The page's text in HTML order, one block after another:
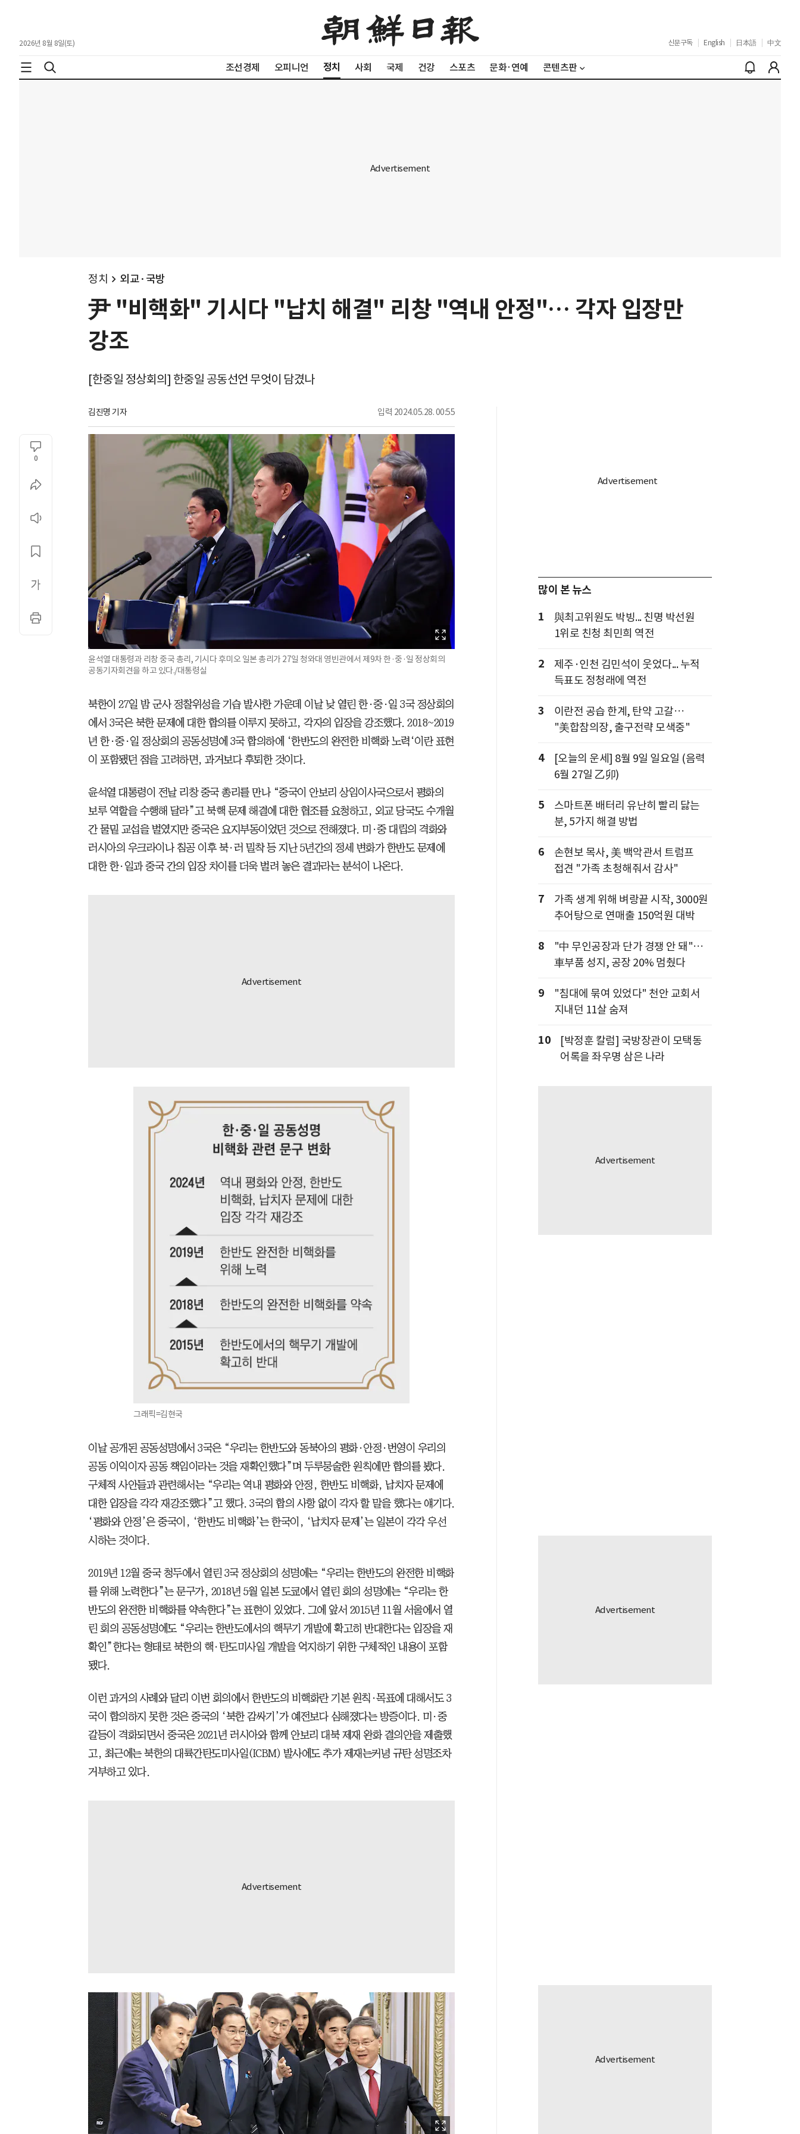
2026년 8월 8일(토) 신문구독 English 日本語 中文
조선경제 오피니언 정치 사회 국제 건강 스포츠 문화·연예 콘텐츠판
정치 외교·국방
尹 "비핵화" 기시다 "납치 해결" 리창 "역내 안정"… 각자 입장만
강조
[한중일 정상회의] 한중일 공동선언 무엇이 담겼나
김진명 기자 입력 2024.05.28. 00:55
0
윤석열 대통령과 리창 중국 총리, 기시다 후미오 일본 총리가 27일 청와대 영빈관에서 제9차 한·중·일 정상회의
공동기자회견을 하고 있다./대통령실
북한이 27일 밤 군사 정찰위성을 기습 발사한 가운데 이날 낮 열린 한·중·일 3국 정상회의
에서 3국은 북한 문제에 대한 합의를 이루지 못하고, 각자의 입장을 강조했다. 2018~2019
년 한·중·일 정상회의 공동성명에 3국 합의하에 ‘한반도의 완전한 비핵화 노력‘이란 표현
이 포함됐던 점을 고려하면, 과거보다 후퇴한 것이다.
윤석열 대통령이 전날 리창 중국 총리를 만나 “중국이 안보리 상임이사국으로서 평화의
보루 역할을 수행해 달라”고 북핵 문제 해결에 대한 협조를 요청하고, 외교 당국도 수개월
간 물밑 교섭을 벌였지만 중국은 요지부동이었던 것으로 전해졌다. 미·중 대립의 격화와
러시아의 우크라이나 침공 이후 북·러 밀착 등 지난 5년간의 정세 변화가 한반도 문제에
대한 한·일과 중국 간의 입장 차이를 더욱 벌려 놓은 결과라는 분석이 나온다.
그래픽=김현국
이날 공개된 공동성명에서 3국은 “우리는 한반도와 동북아의 평화·안정·번영이 우리의
공동 이익이자 공동 책임이라는 것을 재확인했다”며 두루뭉술한 원칙에만 합의를 봤다.
구체적 사안들과 관련해서는 “우리는 역내 평화와 안정, 한반도 비핵화, 납치자 문제에
대한 입장을 각각 재강조했다”고 했다. 3국의 합의 사항 없이 각자 할 말을 했다는 얘기다.
‘평화와 안정’은 중국이, ‘한반도 비핵화’는 한국이, ‘납치자 문제’는 일본이 각각 우선
시하는 것이다.
2019년 12월 중국 청두에서 열린 3국 정상회의 성명에는 “우리는 한반도의 완전한 비핵화
를 위해 노력한다”는 문구가, 2018년 5월 일본 도쿄에서 열린 회의 성명에는 “우리는 한
반도의 완전한 비핵화를 약속한다”는 표현이 있었다. 그에 앞서 2015년 11월 서울에서 열
린 회의 공동성명에도 “우리는 한반도에서의 핵무기 개발에 확고히 반대한다는 입장을 재
확인”한다는 형태로 북한의 핵·탄도미사일 개발을 억지하기 위한 구체적인 내용이 포함
됐다.
이런 과거의 사례와 달리 이번 회의에서 한반도의 비핵화란 기본 원칙·목표에 대해서도 3
국이 합의하지 못한 것은 중국의 ‘북한 감싸기’가 예전보다 심해졌다는 방증이다. 미·중
갈등이 격화되면서 중국은 2021년 러시아와 함께 안보리 대북 제재 완화 결의안을 제출했
고, 최근에는 북한의 대륙간탄도미사일(ICBM) 발사에도 추가 제재는커녕 규탄 성명조차
거부하고 있다.
많이 본 뉴스
1
與최고위원도 박빙... 친명 박선원
1위로 친청 최민희 역전
2
제주·인천 김민석이 웃었다... 누적
득표도 정청래에 역전
3
이란전 공습 한계, 탄약 고갈…
"美합참의장, 출구전략 모색중"
4
[오늘의 운세] 8월 9일 일요일 (음력
6월 27일 乙卯)
5
스마트폰 배터리 유난히 빨리 닳는
분, 5가지 해결 방법
6
손현보 목사, 美 백악관서 트럼프
접견 "가족 초청해줘서 감사"
7
가족 생계 위해 벼랑끝 시작, 3000원
추어탕으로 연매출 150억원 대박
8
"中 무인공장과 단가 경쟁 안 돼"…
車부품 성지, 공장 20% 멈췄다
9
"침대에 묶여 있었다" 천안 교회서
지내던 11살 숨져
10
[박정훈 칼럼] 국방장관이 모택동
어록을 좌우명 삼은 나라